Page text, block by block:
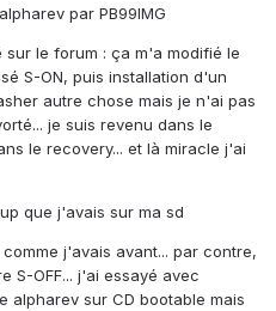
par PB99IMG
sur le forum : ça m'a modifié le
S-ON, puis installation d'un
autre chose mais je n'ai pas
je suis revenu dans le
le recovery... et là miracle j'ai
que j'avais sur ma sd
j'avais avant... par contre,
S-OFF... j'ai essayé avec
alpharev sur CD bootable mais